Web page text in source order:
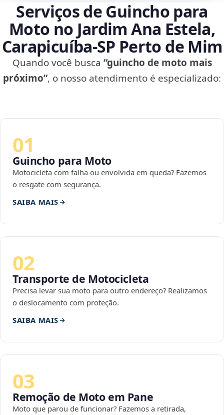
Serviços de Guincho para
Moto no Jardim Ana Estela,
Carapicuíba‑SP Perto de Mim
Quando você busca “guincho de moto mais
próximo”, o nosso atendimento é especializado:
01
Guincho para Moto
Motocicleta com falha ou envolvida em queda? Fazemos
o resgate com segurança.
SAIBA MAIS
02
Transporte de Motocicleta
Precisa levar sua moto para outro endereço? Realizamos
o deslocamento com proteção.
SAIBA MAIS
03
Remoção de Moto em Pane
Moto que parou de funcionar? Fazemos a retirada,